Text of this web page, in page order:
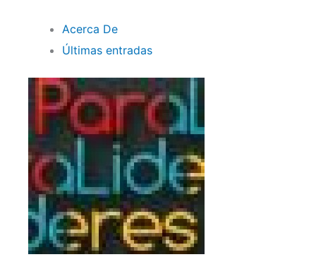
Acerca De
Últimas entradas